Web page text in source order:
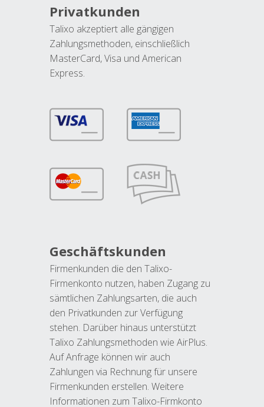
Privatkunden
Talixo akzeptiert alle gängigen
Zahlungsmethoden, einschließlich
MasterCard, Visa und American
Express.
Geschäftskunden
Firmenkunden die den Talixo-
Firmenkonto nutzen, haben Zugang zu
sämtlichen Zahlungsarten, die auch
den Privatkunden zur Verfügung
stehen. Darüber hinaus unterstützt
Talixo Zahlungsmethoden wie AirPlus.
Auf Anfrage können wir auch
Zahlungen via Rechnung für unsere
Firmenkunden erstellen. Weitere
Informationen zum Talixo-Firmkonto